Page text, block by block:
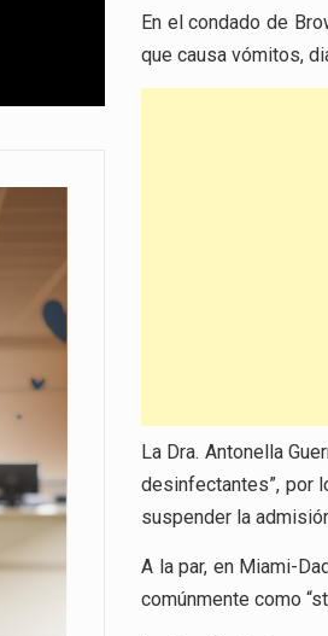
En el condado de
que causa vómitos,
La Dra. Antonella
desinfectantes”, por
suspender la
A la par, en Miami-
comúnmente como